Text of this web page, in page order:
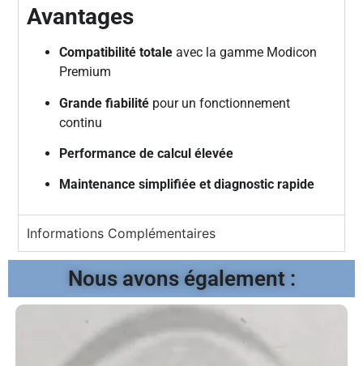
Avantages
Compatibilité totale avec la gamme Modicon
Premium
Grande fiabilité pour un fonctionnement
continu
Performance de calcul élevée
Maintenance simplifiée et diagnostic rapide
Informations Complémentaires
Nous avons également :